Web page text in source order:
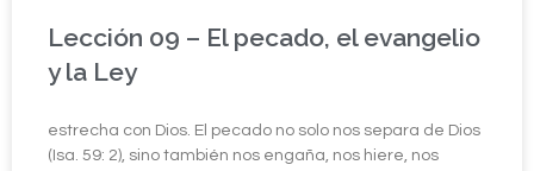
Lección 09 – El pecado, el evangelio
y la Ley
estrecha con Dios. El pecado no solo nos separa de Dios
(Isa. 59: 2), sino también nos engaña, nos hiere, nos